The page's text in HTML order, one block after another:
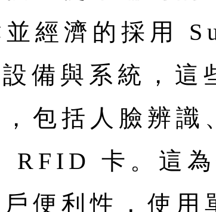
經濟的採用
備與系統，這
包括人臉辨識
RFID 卡。這為
便利性，使用